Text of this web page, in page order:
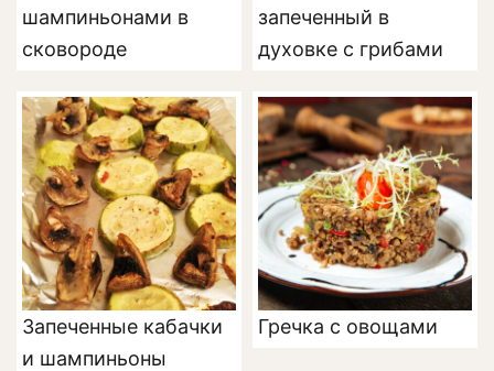
шампиньонами в
сковороде
запеченный в
духовке с грибами
Запеченные кабачки
и шампиньоны
Гречка с овощами